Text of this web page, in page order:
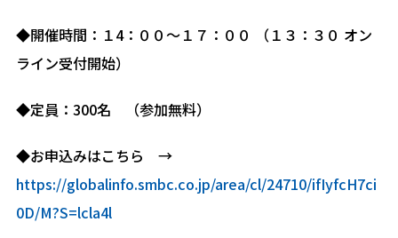
◆開催時間：１4：００～１７：００ （１３：３０ オン
ライン受付開始）
◆定員：300名 （参加無料）
◆お申込みはこちら →
https://globalinfo.smbc.co.jp/area/cl/24710/ifIyfcH7ci
0D/M?S=lcla4l